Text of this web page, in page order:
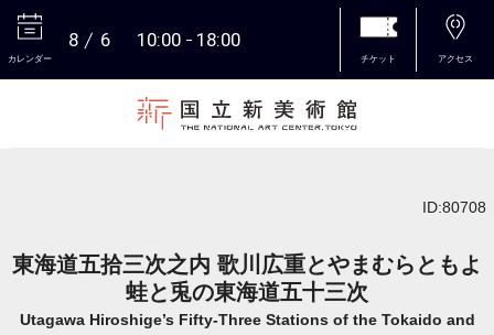
カレンダー
8 6 10:00 18:00
チケット アクセス
ID:80708
東海道五拾三次之内 歌川広重とやまむらともよ
蛙と兎の東海道五十三次
Utagawa Hiroshige’s Fifty-Three Stations of the Tokaido and